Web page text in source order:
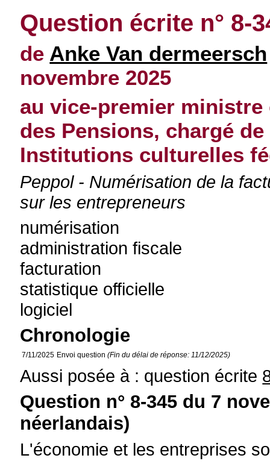
Question écrite n° 8-
de Anke Van dermeersch
novembre 2025
au vice-premier
des Pensions, chargé
Institutions culturelles
Peppol - Numérisation de la
sur les entrepreneurs
numérisation
administration fiscale
facturation
statistique officielle
logiciel
Chronologie
7/11/2025 Envoi question(Fin du délai de réponse: 11/12/2025)
Aussi posée à : question écrite
Question n° 8-345 du 7
néerlandais)
L'économie et les entreprises